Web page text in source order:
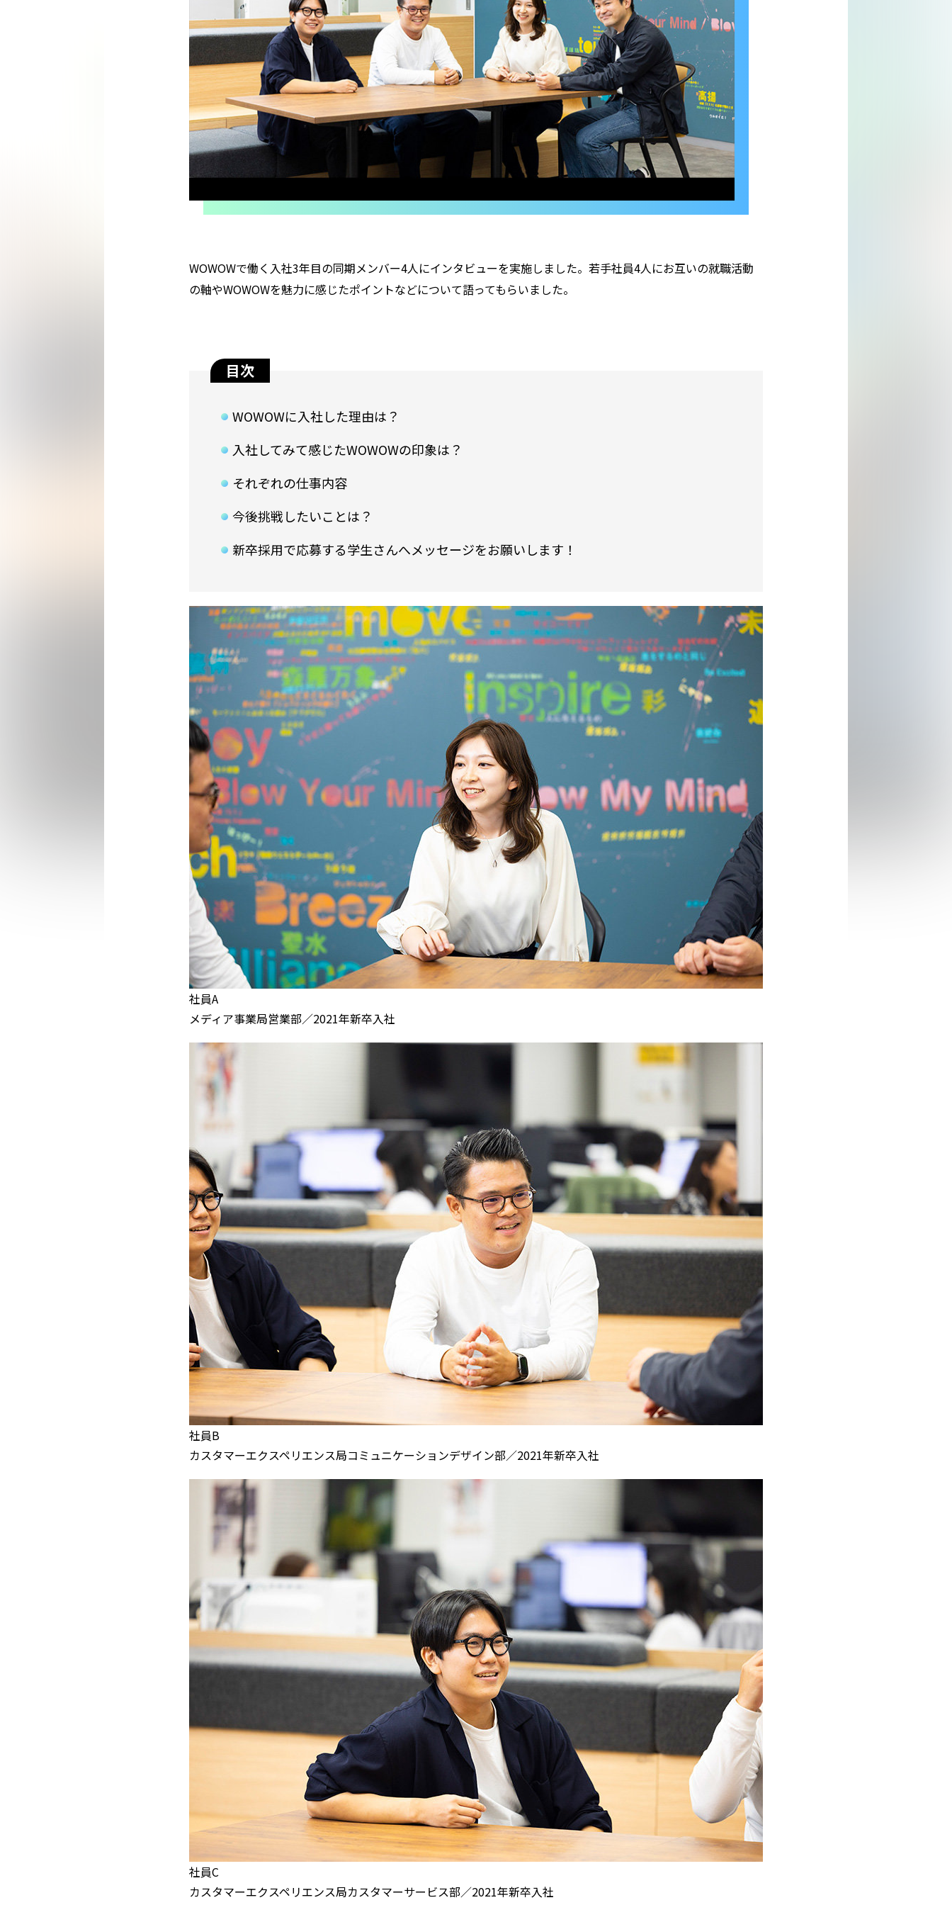
WOWOWで働く入社3年目の同期メンバー4人にインタビューを実施しました。若手社員4人にお互いの就職活動
の軸やWOWOWを魅力に感じたポイントなどについて語ってもらいました。
目次
WOWOWに入社した理由は？
入社してみて感じたWOWOWの印象は？
それぞれの仕事内容
今後挑戦したいことは？
新卒採用で応募する学生さんへメッセージをお願いします！
社員A
メディア事業局営業部／2021年新卒入社
社員B
カスタマーエクスペリエンス局コミュニケーションデザイン部／2021年新卒入社
社員C
カスタマーエクスペリエンス局カスタマーサービス部／2021年新卒入社